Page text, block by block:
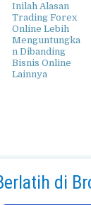
Inilah Alasan
Trading Forex
Online Lebih
Menguntungka
n Dibanding
Bisnis Online
Lainnya
di